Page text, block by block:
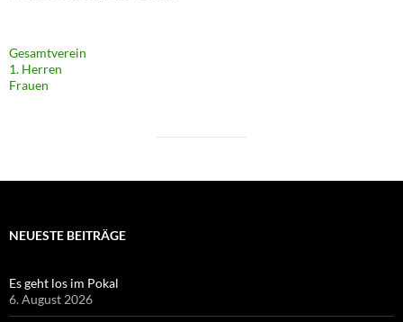
Gesamtverein
1. Herren
Frauen
NEUESTE BEITRÄGE
Es geht los im Pokal
6. August 2026